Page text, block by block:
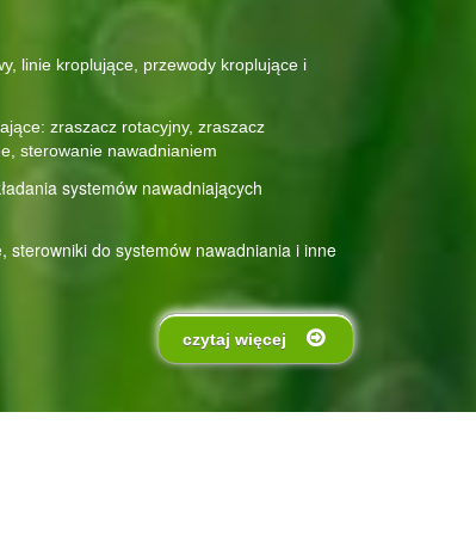
linie kroplujące , przewody kroplujące i
zraszacz rotacyjny, zraszacz
, sterowanie nawadnianiem
systemów nawadniających
sterowniki do systemów nawadniania i inne
czytaj więcej